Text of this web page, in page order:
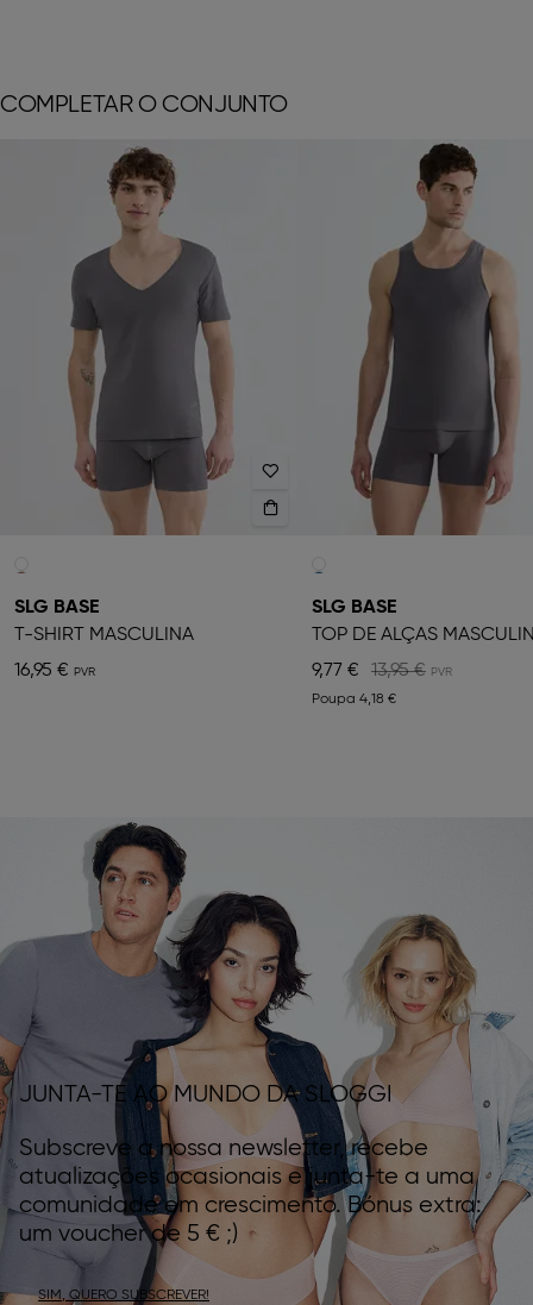
COMPLETAR O CONJUNTO
SLG BASE
T-SHIRT MASCULINA
16,95 €
SLG BASE
TOP DE ALÇAS
9,77 €
13,95 €
Poupa 4,18 €
JUNTA-TE AO MUNDO DA SLOGGI
Subscreve a nossa newsletter, recebe
atualizações ocasionais e junta-te a uma
comunidade em crescimento. Bónus extra:
um voucher de 5 € ;)
SIM, QUERO SUBSCREVER!